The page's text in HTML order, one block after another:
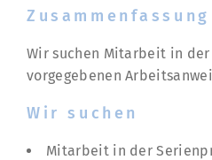
Zusammenfassung
Wir suchen Mitarbeit in
vorgegebenen
Wir suchen
Mitarbeit in der